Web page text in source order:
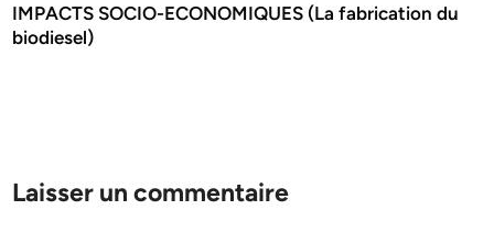
IMPACTS SOCIO-ECONOMIQUES (La fabrication du
biodiesel)
Laisser un commentaire